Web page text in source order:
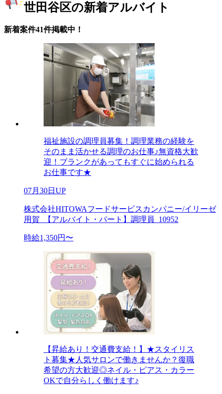
世田谷区の新着アルバイト
新着案件41件掲載中！
福祉施設の調理員募集！調理業務の経験を
そのまま活かせる調理のお仕事♪無資格大歓
迎！ブランクがあってもすぐに始められる
お仕事です★
07月30日UP
株式会社HITOWAフードサービスカンパニー/イリーゼ
用賀_【アルバイト・パート】調理員_10952
時給1,350円〜
【昇給あり！交通費支給！】★スタイリス
ト募集★人気サロンで働きませんか？復職
希望の方大歓迎◎ネイル・ピアス・カラー
OKで自分らしく働けます♪